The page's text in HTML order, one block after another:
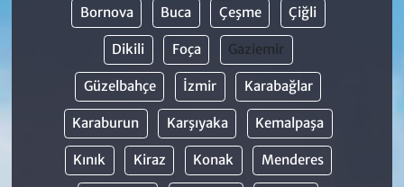
Bornova Buca Çeşme Çiğli
Dikili Foça Gaziemir
Güzelbahçe İzmir Karabağlar
Karaburun Karşıyaka Kemalpaşa
Kınık Kiraz Konak Menderes